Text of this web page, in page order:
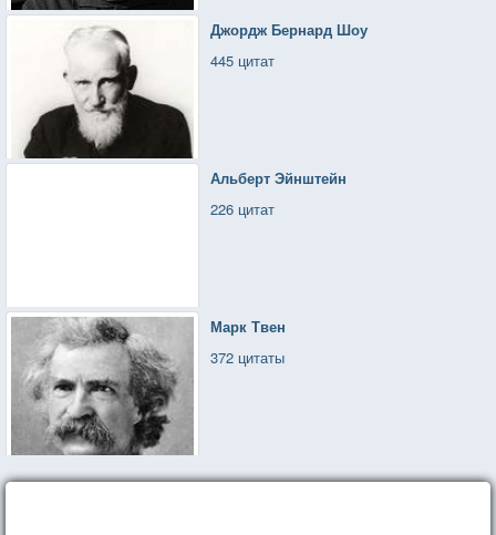
Джордж Бернард Шоу
445 цитат
Альберт Эйнштейн
226 цитат
Марк Твен
372 цитаты